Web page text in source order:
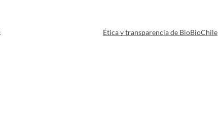
Ética y transparencia de BioBioChile